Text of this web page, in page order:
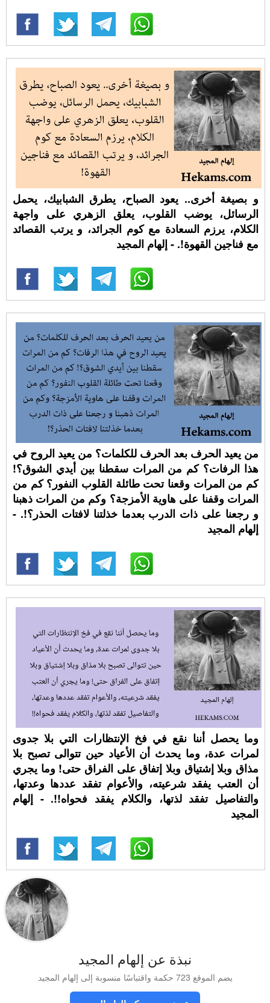
و بصيغة أخرى.. يعود الصباح، يطرق الشبابيك، يحمل
الرسائل، يوضب القلوب، يعلق الزهري على واجهة
الكلام، يرزم السعادة مع كوم الجرائد، و يرتب القصائد
مع فناجين القهوة!. - إلهام المجيد
من يعيد الحرف بعد الحرف للكلمات؟ من يعيد الروح في
هذا الرفات؟ كم من المرات سقطنا بين أيدي الشوق؟!
كم من المرات وقعنا تحت طائلة القلوب النفور؟ كم من
المرات وقفنا على هاوية الأمزجة؟ وكم من المرات ذهبنا
و رجعنا على ذات الدرب بعدما خذلتنا لافتات الحذر؟!. -
إلهام المجيد
وما يحصل أننا نقع في فخ الإنتظارات التي بلا جدوى
لمرات عدة، وما يحدث أن الأعياد حين تتوالى تصبح بلا
مذاق وبلا إشتياق وبلا إتفاق على الفراق حتى! وما يجري
أن العتب يفقد شرعيته، والأعوام تفقد عددها وعدتها،
والتفاصيل تفقد لذتها، والكلام يفقد فحواه!!. - إلهام
المجيد
نبذة عن إلهام المجيد
يضم الموقع 723 حكمة واقتباسًا منسوبة إلى إلهام المجيد